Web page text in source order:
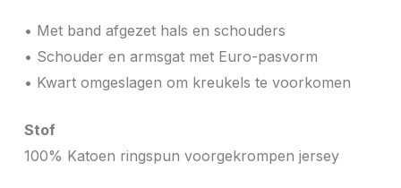
• Met band afgezet hals en schouders
• Schouder en armsgat met Euro-pasvorm
• Kwart omgeslagen om kreukels te voorkomen
Stof
100% Katoen ringspun voorgekrompen jersey